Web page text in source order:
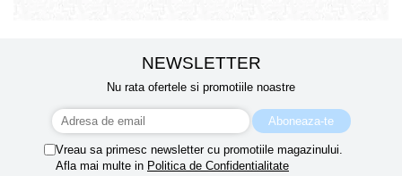
NEWSLETTER
Nu rata ofertele si promotiile noastre
Vreau sa primesc newsletter cu promotiile magazinului.
Afla mai multe in Politica de Confidentialitate